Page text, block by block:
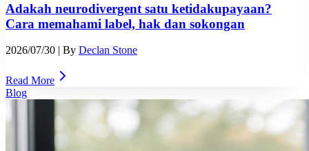
Adakah neurodivergent satu ketidakupayaan?
Cara memahami label, hak dan sokongan
2026/07/30 | By Declan Stone
Read More
Blog